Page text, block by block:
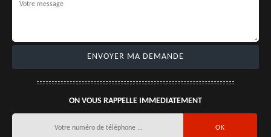
ON VOUS RAPPELLE IMMEDIATEMENT